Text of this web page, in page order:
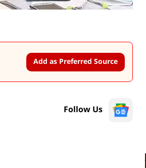
Add as Preferred Source
Follow Us